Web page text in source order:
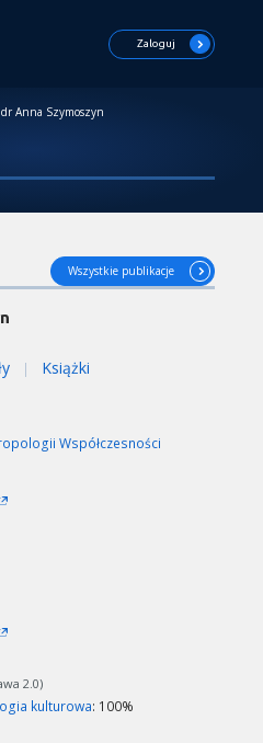
Zaloguj
dr Anna Szymoszyn
Wszystkie publikacje
| Książki
Współczesności
2.0)
kulturowa: 100%